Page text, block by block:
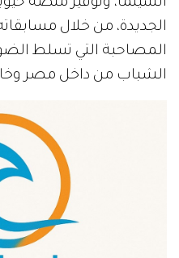
الجديدة، من خلال
المصاحبة التي تسلط
الشباب من داخل مصر